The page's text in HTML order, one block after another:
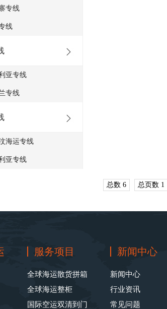
专线
线
亚专线
专线
海运专线
亚专线
总数 6 总页数 1
服务项目
全球海运散货拼箱
全球海运整柜
国际空运双清到门
新闻中心
新闻中心
行业资讯
常见问题